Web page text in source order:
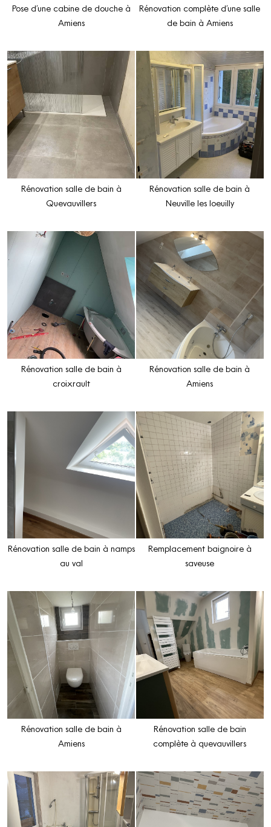
Pose d’une cabine de douche à
Amiens
Rénovation complète d’une salle
de bain à Amiens
Rénovation salle de bain à
Quevauvillers
Rénovation salle de bain à
Neuville les loeuilly
Rénovation salle de bain à
croixrault
Rénovation salle de bain à
Amiens
Rénovation salle de bain à namps
au val
Remplacement baignoire à
saveuse
Rénovation salle de bain à
Amiens
Rénovation salle de bain
complète à quevauvillers